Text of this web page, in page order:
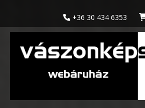
content
+36 30 434 6353